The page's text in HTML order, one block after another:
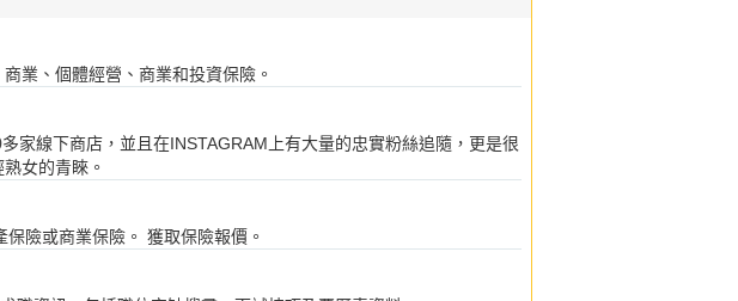
業、個體經營、商業和投資保險。
家線下商店，並且在INSTAGRAM上有大量的忠實粉絲追隨，更是很
女的青睞。
險或商業保險。 獲取保險報價。